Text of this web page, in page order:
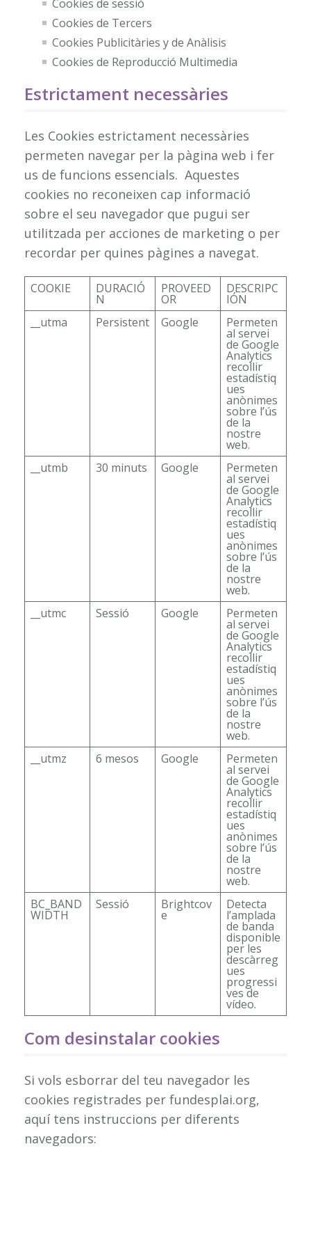
Cookies de sessió
Cookies de Tercers
Cookies Publicitàries y de Anàlisis
Cookies de Reproducció Multimedia
Estrictament necessàries
Les Cookies estrictament necessàries
permeten navegar per la pàgina web i fer
us de funcions essencials. Aquestes
cookies no reconeixen cap informació
sobre el seu navegador que pugui ser
utilitzada per acciones de marketing o per
recordar per quines pàgines a navegat.
COOKIE DURACIÓ
N
PROVEED
OR
DESCRIPC
IÓN
__utma
Persistent Google Permeten
al servei
de Google
Analytics
recollir
estadístiq
ues
anònimes
sobre l’ús
de la
nostre
web.
__utmb
30 minuts Google Permeten
al servei
de Google
Analytics
recollir
estadístiq
ues
anònimes
sobre l’ús
de la
nostre
web.
__utmc
Sessió Google Permeten
al servei
de Google
Analytics
recollir
estadístiq
ues
anònimes
sobre l’ús
de la
nostre
web.
__utmz
6 mesos Google Permeten
al servei
de Google
Analytics
recollir
estadístiq
ues
anònimes
sobre l’ús
de la
nostre
web.
BC_BAND
WIDTH
Sessió Brightcov
e
Detecta
l’amplada
de banda
disponible
per les
descàrreg
ues
progressi
ves de
vídeo.
Com desinstalar cookies
Si vols esborrar del teu navegador les
cookies registrades per fundesplai.org,
aquí tens instruccions per diferents
navegadors: